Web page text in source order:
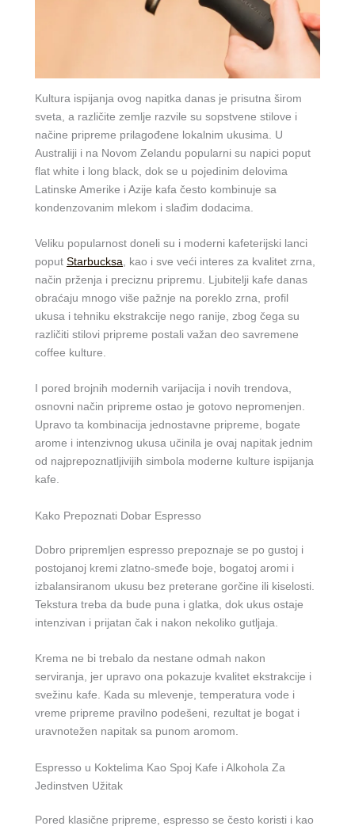
Kultura ispijanja ovog napitka danas je prisutna širom
sveta, a različite zemlje razvile su sopstvene stilove i
načine pripreme prilagođene lokalnim ukusima. U
Australiji i na Novom Zelandu popularni su napici poput
flat white i long black, dok se u pojedinim delovima
Latinske Amerike i Azije kafa često kombinuje sa
kondenzovanim mlekom i slađim dodacima.
Veliku popularnost doneli su i moderni kafeterijski lanci
poput Starbucksa , kao i sve veći interes za kvalitet zrna,
način prženja i preciznu pripremu. Ljubitelji kafe danas
obraćaju mnogo više pažnje na poreklo zrna, profil
ukusa i tehniku ekstrakcije nego ranije, zbog čega su
različiti stilovi pripreme postali važan deo savremene
coffee kulture.
I pored brojnih modernih varijacija i novih trendova,
osnovni način pripreme ostao je gotovo nepromenjen.
Upravo ta kombinacija jednostavne pripreme, bogate
arome i intenzivnog ukusa učinila je ovaj napitak jednim
od najprepoznatljivijih simbola moderne kulture ispijanja
kafe.
Kako Prepoznati Dobar Espresso
Dobro pripremljen espresso prepoznaje se po gustoj i
postojanoj kremi zlatno-smeđe boje, bogatoj aromi i
izbalansiranom ukusu bez preterane gorčine ili kiselosti.
Tekstura treba da bude puna i glatka, dok ukus ostaje
intenzivan i prijatan čak i nakon nekoliko gutljaja.
Krema ne bi trebalo da nestane odmah nakon
serviranja, jer upravo ona pokazuje kvalitet ekstrakcije i
svežinu kafe. Kada su mlevenje, temperatura vode i
vreme pripreme pravilno podešeni, rezultat je bogat i
uravnotežen napitak sa punom aromom.
Espresso u Koktelima Kao Spoj Kafe i Alkohola Za
Jedinstven Užitak
Pored klasične pripreme, espresso se često koristi i kao